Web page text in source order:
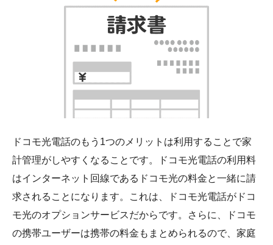
ドコモ光電話のもう1つのメリットは利用することで家
計管理がしやすくなることです。ドコモ光電話の利用料
はインターネット回線であるドコモ光の料金と一緒に請
求されることになります。これは、ドコモ光電話がドコ
モ光のオプションサービスだからです。さらに、ドコモ
の携帯ユーザーは携帯の料金もまとめられるので、家庭